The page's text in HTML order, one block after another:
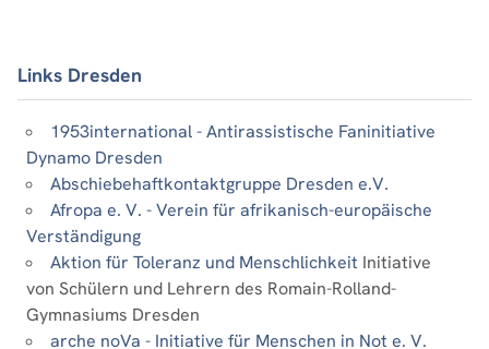
Links Dresden
1953international - Antirassistische Faninitiative
Dynamo Dresden
Abschiebehaftkontaktgruppe Dresden e.V.
Afropa e. V. - Verein für afrikanisch-europäische
Verständigung
Aktion für Toleranz und Menschlichkeit Initiative
von Schülern und Lehrern des Romain-Rolland-
Gymnasiums Dresden
arche noVa - Initiative für Menschen in Not e. V.